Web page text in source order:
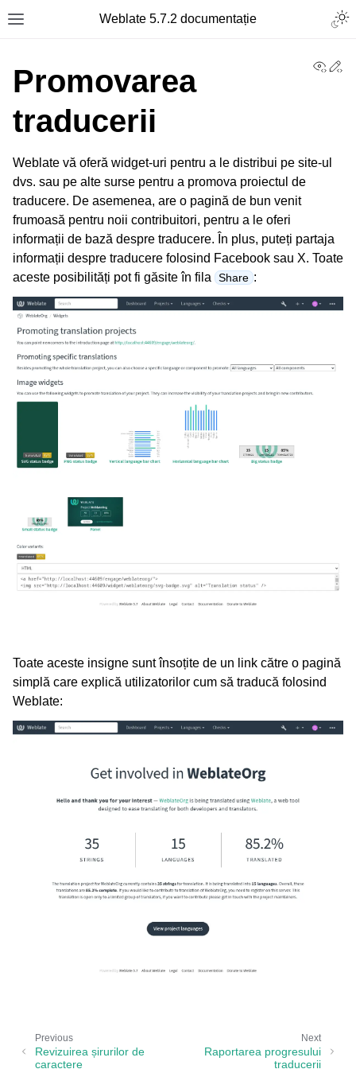
Toggle site navigation sidebar
Weblate 5.7.2 documentație
navigation of Formate de fișiere acceptate
navigation of Instrucțiuni de configurare
Promovarea
traducerii
Weblate vă oferă widget-uri pentru a le distribui pe site-ul
dvs. sau pe alte surse pentru a promova proiectul de
traducere. De asemenea, are o pagină de bun venit
frumoasă pentru noii contribuitori, pentru a le oferi
informații de bază despre traducere. În plus, puteți partaja
informații despre traducere folosind Facebook sau X. Toate
aceste posibilități pot fi găsite în fila
Share :
Toate aceste insigne sunt însoțite de un link către o pagină
simplă care explică utilizatorilor cum să traducă folosind
Weblate:
Next
Raportarea progresului
traducerii
Previous
Revizuirea șirurilor de
caractere